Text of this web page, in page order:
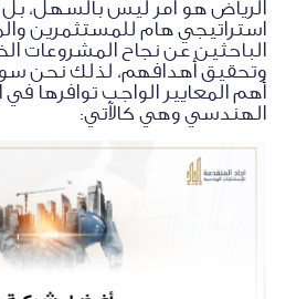
الرياض هو أمر ليس بالسهل، بل
استراتيجي هام للمستثمرين
الباحثين عن نجاح المشروعات
وتحقيق أهدافهم، لذلك نحن
أهم المعايير الواجب توافرها
الهندسي وهي كالآتي: